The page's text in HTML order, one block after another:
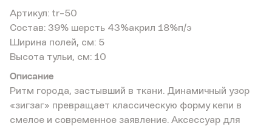
Артикул: tr-50
Состав: 39% шерсть 43%акрил 18%п/э
Ширина полей, см: 5
Высота тульи, см: 10
Описание
Ритм города, застывший в ткани. Динамичный узор
«зигзаг» превращает классическую форму кепи в
смелое и современное заявление. Аксессуар для